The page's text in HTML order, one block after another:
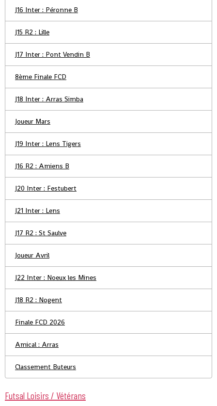
J16 Inter : Péronne B
J15 R2 : Lille
J17 Inter : Pont Vendin B
8ème Finale FCD
J18 Inter : Arras Simba
Joueur Mars
J19 Inter : Lens Tigers
J16 R2 : Amiens B
J20 Inter : Festubert
J21 Inter : Lens
J17 R2 : St Saulve
Joueur Avril
J22 Inter : Noeux les Mines
J18 R2 : Nogent
Finale FCD 2026
Amical : Arras
Classement Buteurs
Futsal Loisirs / Vétérans